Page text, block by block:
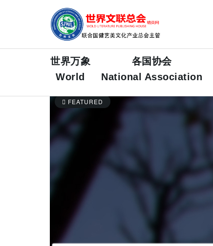
世界万象
World
各国协会
National Association
FEATURED